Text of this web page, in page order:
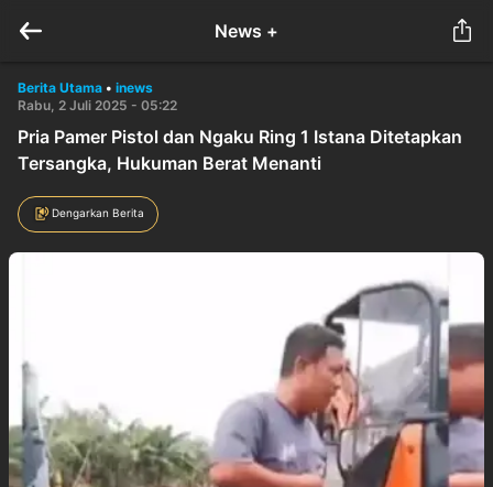
News +
Berita Utama • inews
Rabu, 2 Juli 2025 - 05:22
Pria Pamer Pistol dan Ngaku Ring 1 Istana Ditetapkan
Tersangka, Hukuman Berat Menanti
Dengarkan Berita